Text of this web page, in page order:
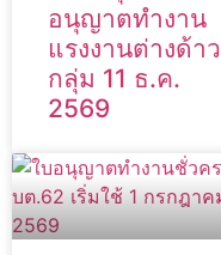
อนุญาตทำงาน
แรงงานต่างด้าว
กลุ่ม 11 ธ.ค.
2569